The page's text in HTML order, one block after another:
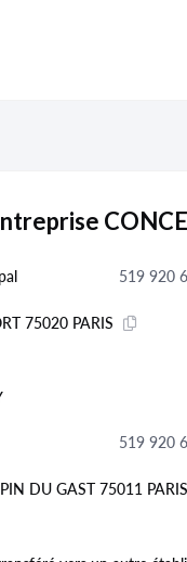
519 920
75020 PARIS
519 920
DU GAST 75011